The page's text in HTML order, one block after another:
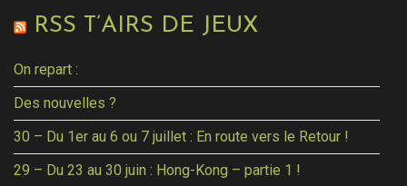
RSS T’AIRS DE JEUX
On repart :
Des nouvelles ?
30 – Du 1er au 6 ou 7 juillet : En route vers le Retour !
29 – Du 23 au 30 juin : Hong-Kong – partie 1 !